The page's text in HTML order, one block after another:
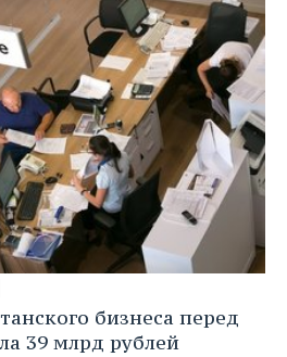
бизнеса перед
39 млрд рублей